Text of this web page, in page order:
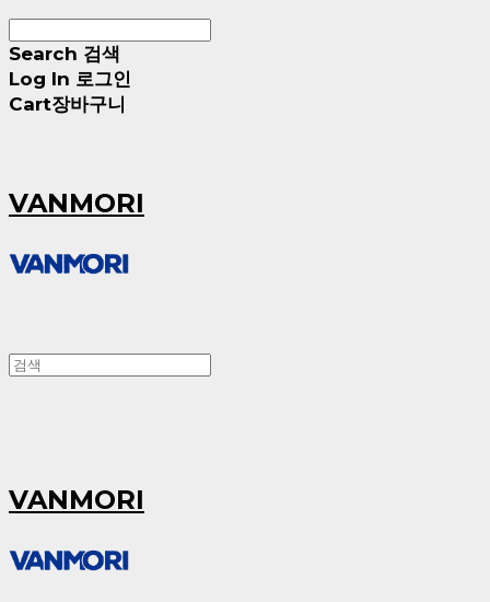
Search 검색
Log In 로그인
Cart장바구니
VANMORI
VANMORI